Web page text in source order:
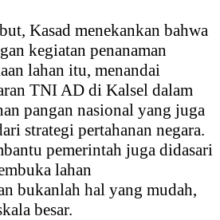
Kasad menekankan bahwa
kegiatan penanaman
lahan itu, menandai
TNI AD di Kalsel dalam
pangan nasional yang juga
strategi pertahanan negara.
pemerintah juga didasari
lahan
bukanlah hal yang mudah,
besar.